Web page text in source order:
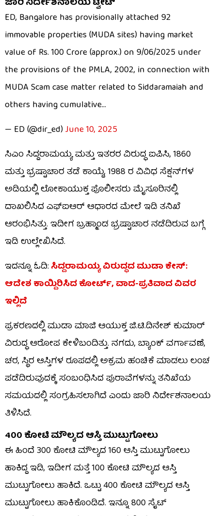
ED, Bangalore has provisionally attached 92
immovable properties (MUDA sites) having market
value of Rs. 100 Crore (approx.) on 9/06/2025 under
the provisions of the PMLA, 2002, in connection with
MUDA Scam case matter related to Siddaramaiah and
others having cumulative…
— ED (@dir_ed)June 10, 2025
ಸಿಎಂ ಸಿದ್ದರಾಮಯ್ಯ ಮತ್ತು ಇತರರ ವಿರುದ್ಧ ಐಪಿಸಿ, 1860
ಮತ್ತು ಭ್ರಷ್ಟಾಚಾರ ತಡೆ ಕಾಯ್ದೆ, 1988 ರ ವಿವಿಧ ಸೆಕ್ಷನ್‌ಗಳ
ಅಡಿಯಲ್ಲಿ ಲೋಕಾಯುಕ್ತ ಪೊಲೀಸರು ಮೈಸೂರಿನಲ್ಲಿ
ದಾಖಲಿಸಿದ ಎಫ್‌ಐಆರ್ ಆಧಾರದ ಮೇಲೆ ಇಡಿ ತನಿಖೆ
ಆರಂಭಿಸಿತ್ತು. ಇದೀಗ ಬ್ರಹ್ಮಾಂಡ ಭ್ರಷ್ಟಾಚಾರ ನಡೆದಿರುವ ಬಗ್ಗೆ
ಇಡಿ ಉಲ್ಲೇಖಿಸಿದೆ.
ಇದನ್ನೂ ಓದಿ:ಸಿದ್ದರಾಮಯ್ಯ ವಿರುದ್ಧದ ಮುಡಾ ಕೇಸ್:
ಆದೇಶ ಕಾಯ್ದಿರಿಸಿದ ಕೋರ್ಟ್, ವಾದ-ಪ್ರತಿವಾದ ವಿವರ
ಇಲ್ಲಿದೆ
ಪ್ರಕರಣದಲ್ಲಿ ಮುಡಾ ಮಾಜಿ ಆಯುಕ್ತ ಜಿ.ಟಿ.ದಿನೇಶ್ ಕುಮಾರ್
ವಿರುದ್ಧ ಆರೋಪ ಕೇಳಿಬಂದಿತ್ತು. ನಗದು, ಬ್ಯಾಂಕ್ ವರ್ಗಾವಣೆ,
ಚರ, ಸ್ಥಿರ ಆಸ್ತಿಗಳ ರೂಪದಲ್ಲಿ ಅಕ್ರಮ ಹಂಚಿಕೆ ಮಾಡಲು ಲಂಚ
ಪಡೆದಿರುವುದಕ್ಕೆ ಸಂಬಂಧಿಸಿದ ಪುರಾವೆಗಳನ್ನು ತನಿಖೆಯ
ಸಮಯದಲ್ಲಿ ಸಂಗ್ರಹಿಸಲಾಗಿದೆ ಎಂದು ಜಾರಿ ನಿರ್ದೇಶನಾಲಯ
ತಿಳಿಸಿದೆ.
400 ಕೋಟಿ ಮೌಲ್ಯದ ಆಸ್ತಿ ಮುಟ್ಟುಗೋಲು
ಈ ಹಿಂದೆ 300 ಕೋಟಿ ಮೌಲ್ಯದ 160 ಆಸ್ತಿ ಮುಟ್ಟುಗೋಲು
ಹಾಕಿದ್ದ ಇಡಿ, ಇದೀಗ ಮತ್ತೆ 100 ಕೋಟಿ ಮೌಲ್ಯದ ಆಸ್ತಿ
ಮುಟ್ಟುಗೋಲು ಹಾಕಿದೆ. ಒಟ್ಟು 400 ಕೋಟಿ ಮೌಲ್ಯದ ಆಸ್ತಿ
ಮುಟ್ಟುಗೋಲು ಹಾಕಿಕೊಂಡಿದೆ. ಇನ್ನೂ 800 ಸೈಟ್